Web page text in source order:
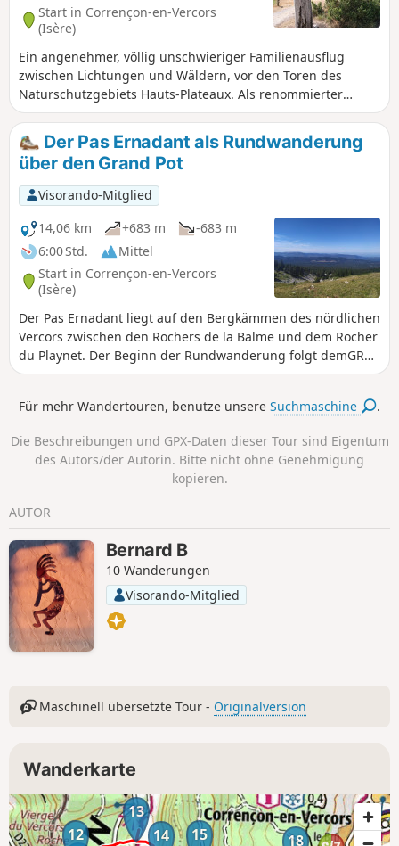
Start in Corrençon-en-Vercors
(Isère)
Ein angenehmer, völlig unschwieriger Familienausflug
zwischen Lichtungen und Wäldern, vor den Toren des
Naturschutzgebiets Hauts-Plateaux. Als renommierter
nordischer Ort bieten ein 18-Loch-Golfplatz, eine
Rollskustrecke, ein professionelles Schießstadion und
zahlreiche markierte Routen neben Wanderern auch
Golfern, Biathleten, Mountainbikern und Läufern viel
Freude.
Der Pas Ernadant als Rundwanderung
über den Grand Pot
Visorando-Mitglied
14,06 km
+683 m
-683 m
6:00 Std.
Mittel
Start in Corrençon-en-Vercors
(Isère)
Der Pas Ernadant liegt auf den Bergkämmen des nördlichen
Vercors zwischen den Rochers de la Balme und dem Rocher
du Playnet. Der Beginn der Rundwanderung folgt demGR®
91 „Traversée du Vercors” bis zur Cabane de Carette, dann
frequentierten Weg die wildere Seite dieser Region
Für mehr Wandertouren, benutze unsereSuchmaschine .
Die Beschreibungen und GPX-Daten dieser Tour sind Eigentum
des Autors/der Autorin. Bitte nicht ohne Genehmigung
kopieren.
AUTOR
Bernard B
10 Wanderungen
Visorando-Mitglied
Maschinell übersetzte Tour - Originalversion
Wanderkarte
12
13
14
15
18